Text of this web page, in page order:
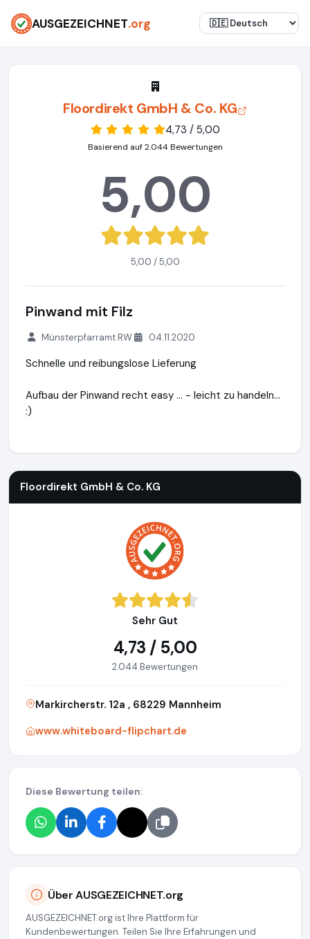
AUSGEZEICHNET.org
Floordirekt GmbH & Co. KG
4,73 / 5,00
Basierend auf 2.044 Bewertungen
5,00
5,00 / 5,00
Pinwand mit Filz
Münsterpfarramt RW 04.11.2020
Schnelle und reibungslose Lieferung
Aufbau der Pinwand recht easy … - leicht zu handeln...
:)
Floordirekt GmbH & Co. KG
Sehr Gut
4,73 / 5,00
2.044 Bewertungen
Markircherstr. 12a , 68229 Mannheim
www.whiteboard-flipchart.de
Diese Bewertung teilen:
Über AUSGEZEICHNET.org
AUSGEZEICHNET.org ist Ihre Plattform für
Kundenbewertungen. Teilen Sie Ihre Erfahrungen und